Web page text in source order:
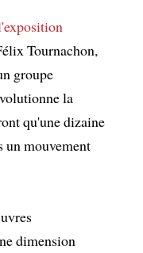
Tournachon,
groupe
la
qu'une dizaine
un mouvement
dimension